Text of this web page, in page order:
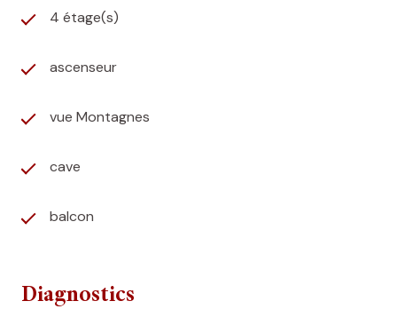
4 étage(s)
ascenseur
vue Montagnes
cave
balcon
Diagnostics